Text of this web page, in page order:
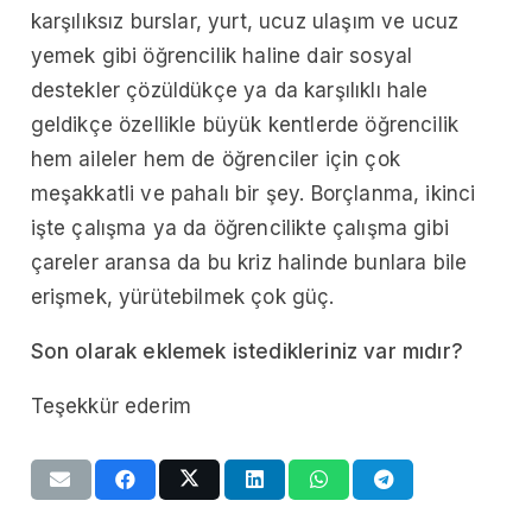
karşılıksız burslar, yurt, ucuz ulaşım ve ucuz
yemek gibi öğrencilik haline dair sosyal
destekler çözüldükçe ya da karşılıklı hale
geldikçe özellikle büyük kentlerde öğrencilik
hem aileler hem de öğrenciler için çok
meşakkatli ve pahalı bir şey. Borçlanma, ikinci
işte çalışma ya da öğrencilikte çalışma gibi
çareler aransa da bu kriz halinde bunlara bile
erişmek, yürütebilmek çok güç.
Son olarak eklemek istedikleriniz var mıdır?
Teşekkür ederim